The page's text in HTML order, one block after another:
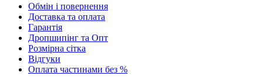
Обмін і повернення
Доставка та оплата
Гарантiя
Дропшипінг та Опт
Розмірна сітка
Відгуки
Оплата частинами без %